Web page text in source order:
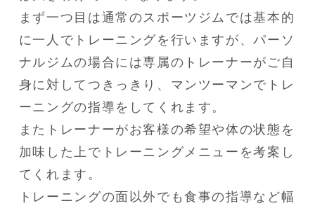
まず一つ目は通常のスポーツジムでは基本的
に一人でトレーニングを行いますが、パーソ
ナルジムの場合には専属のトレーナーがご自
身に対してつきっきり、マンツーマンでトレ
ーニングの指導をしてくれます。
またトレーナーがお客様の希望や体の状態を
加味した上でトレーニングメニューを考案し
てくれます。
トレーニングの面以外でも食事の指導など幅